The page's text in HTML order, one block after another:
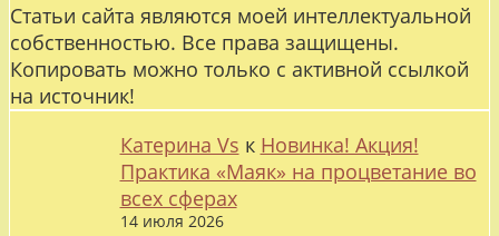
Статьи сайта являются моей интеллектуальной
собственностью. Все права защищены.
Копировать можно только с активной ссылкой
на источник!
Катерина Vs к Новинка! Акция!
Практика «Маяк» на процветание во
всех сферах
14 июля 2026